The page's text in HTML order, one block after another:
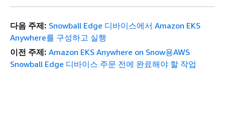
다음 주제: Snowball Edge 디바이스에서 Amazon EKS
Anywhere를 구성하고 실행
이전 주제: Amazon EKS Anywhere on Snow용AWS
Snowball Edge 디바이스 주문 전에 완료해야 할 작업